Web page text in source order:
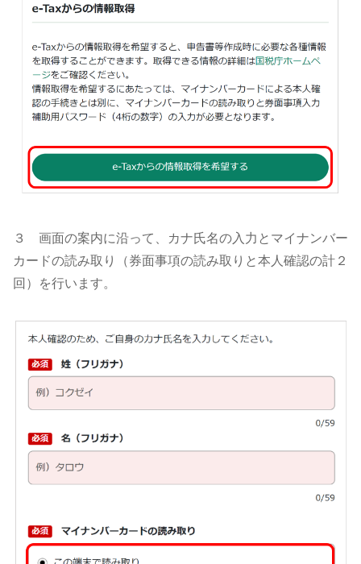
３ 画面の案内に沿って、カナ氏名の入力とマイナンバー
カードの読み取り（券面事項の読み取りと本人確認の計２
回）を行います。